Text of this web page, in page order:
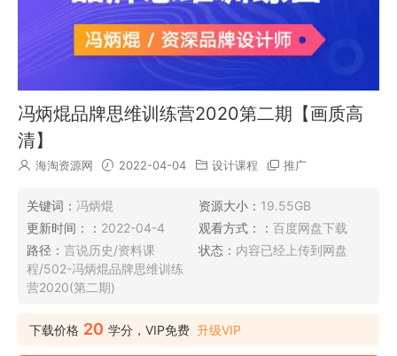
冯炳焜品牌思维训练营2020第二期【画质高
清】
海淘资源网 2022-04-04 设计课程 推广
关键词： 冯炳焜 资源大小： 19.55GB
更新时间：： 2022-04-4 观看方式：： 百度网盘下载
路径： 言说历史/资料课
程/502-冯炳焜品牌思维训练
营2020(第二期)
状态： 内容已经上传到网盘
下载价格 20 学分，VIP免费 升级VIP